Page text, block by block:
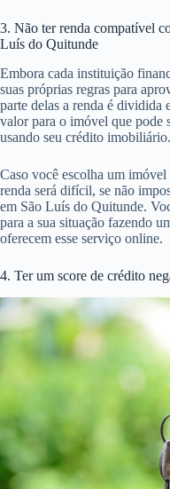
3. Não ter renda compatível
Luís do Quitunde
Embora cada instituição
suas próprias regras para
parte delas a renda é dividida
valor para o imóvel que pode
usando seu crédito imobiliário.
Caso você escolha um
renda será difícil, se não
em São Luís do Quitunde.
para a sua situação fazendo
oferecem esse serviço online.
4. Ter um score de crédito